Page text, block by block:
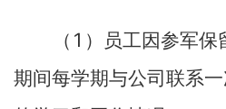
（ 1 ）员工因参军保
期间每学期与公司联系